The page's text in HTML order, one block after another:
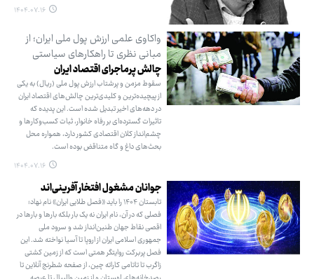
۱۴۰۴.۰۷.۱۶
واکاوی علمی ارزش پول ملی ایران؛ از
مبانی نظری تا راهکارهای سیاستی
چالش پرماجرای اقتصاد ایران
سقوط مزمن و پرشتاب ارزش پول ملی (ریال) به یکی
از پیچیده‌ترین و کلیدی‌ترین چالش‌های اقتصاد ایران
در دهه‌های اخیر تبدیل شده است. این پدیده که
تاثیرات گسترده‌ای بر رفاه خانوار، ثبات کسب‌وکارها و
چشم‌انداز کلان اقتصادی کشور دارد، همواره محل
بحث‌های داغ و گاه متناقض بوده است.
۱۴۰۴.۰۷.۱۶
جوانان مشغول افتخار آفرینی‌اند
تابستان ۱۴۰۴ را باید «فصل طلایی ایران» نام نهاد؛
فصلی که در آن، نام ایران نه یک بار بلکه بارها و بارها در
اقصی نقاط جهان طنین‌انداز شد و سرود ملی
جمهوری اسلامی ایران از اروپا تا آسیا نواخته شد. این
فصل پربرکت روایتگر همتی است که از زمین کشتی
زاگرب تا تاتامی کاراته چین، از صفحه شطرنج آنلاین تا